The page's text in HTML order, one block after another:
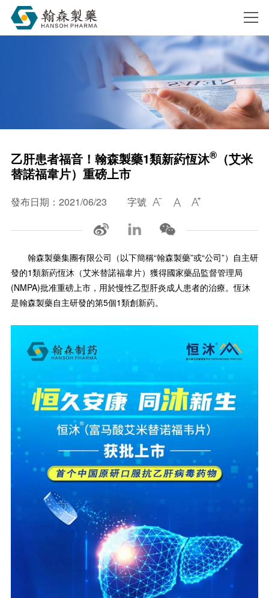
乙肝患者福音！翰森製藥1類新葯恆沐®（艾米
替諾福韋片）重磅上市
發布日期：2021/06/23 字號   
翰森製藥集團有限公司（以下簡稱“翰森製藥”或“公司”）自主研
發的1類新葯恆沐（艾米替諾福韋片）獲得國家藥品監督管理局
(NMPA)批准重磅上市，用於慢性乙型肝炎成人患者的治療。恆沐
是翰森製藥自主研發的第5個1類創新葯。